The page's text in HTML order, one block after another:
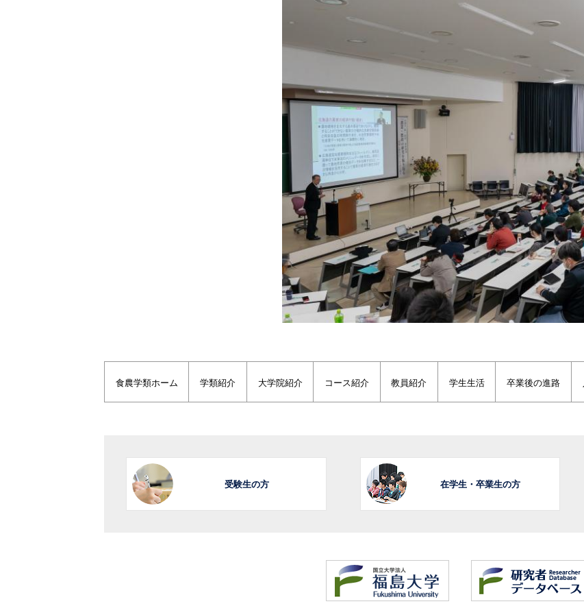
食農学類ホーム 学類紹介 大学院紹介 コース紹介 教員紹介 学生生活 卒業後の進路
受験生の方 在学生・卒業生の方